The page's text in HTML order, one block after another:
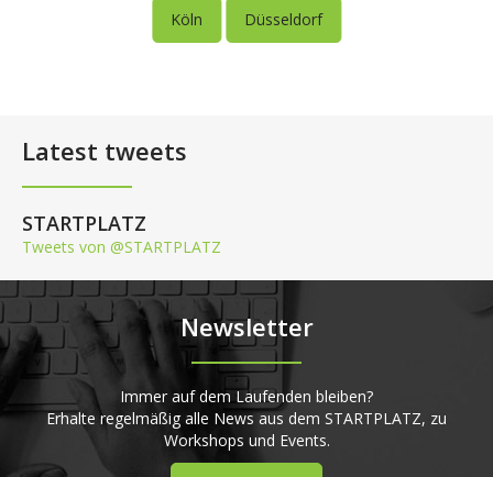
Köln Düsseldorf
Latest tweets
STARTPLATZ
Tweets von @STARTPLATZ
Newsletter
Immer auf dem Laufenden bleiben?
Erhalte regelmäßig alle News aus dem STARTPLATZ, zu
Workshops und Events.